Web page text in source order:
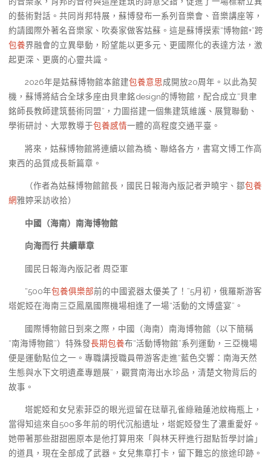
的藝術對話。共同肖邦特展，蘇博發布一系列音樂會、音樂講座等，
約請國際外著名音樂家、吹奏家做客姑蘇。這是蘇博摸索“博物館+”跨
包養界融會的立異舉動，盼望能以更多元、更國際化的表達方法，激
起更深、更廣的心靈共識。
2026年是姑蘇博物館本館建包養意思成開放20周年。以此為契
機，蘇博將結合全球多座由貝聿銘design的博物館，配合成立“貝聿
銘師長教師建筑藝術同盟”，力圖搭建一個集建筑維護、展覽聯動、
學術研討、大眾教導于包養感情一體的高程度交通平臺。
將來，姑蘇博物館將連續以館為橋、聯絡各方，書寫文博工作高
東西的品質成長新篇章。
（作者為姑蘇博物館館長，國民日報海內版記者尹曉宇、鄒包養
網雅婷采訪收拾）
中國（海南）南海博物館
向海而行 共續華章
國民日報海內版記者 周亞軍
“500年包養俱樂部前的中國瓷器太優美了！”5月初，俄羅斯游客
塔妮婭在海南三亞鳳凰國際機場相逢了一場“活動的文博盛宴”。
國際博物館日到來之際，中國（海南）南海博物館（以下簡稱
“南海博物館”）特殊發長期包養布“活動博物館”系列運動，三亞機場
便是運動點位之一。專職講授職員帶游客走進“藍色交響：南海天然
生態與水下文明遺產專題展”，觀賞南海出水珍品，清楚文物背后的
故事。
塔妮婭和女兒索菲亞的眼光逗留在琺華孔雀綠釉蓮池紋梅瓶上，
當得知這來自500多年前的明代沉船遺址，塔妮婭發生了濃重愛好。
她帶著那些甜甜圈原本是他打算用來「與林天秤進行甜點哲學討論」
的道具，現在全部成了武器。女兒集章打卡，留下難忘的旅途印跡。